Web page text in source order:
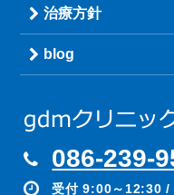
治療方針
blog
086-239-
受付 9:00～12:30